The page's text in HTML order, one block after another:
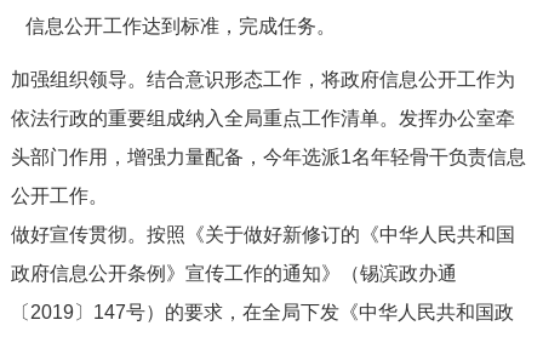
信息公开工作达到标准，完成任务。
加强组织领导。结合意识形态工作，将政府信息公开工作为
依法行政的重要组成纳入全局重点工作清单。发挥办公室牵
头部门作用，增强力量配备，今年选派1名年轻骨干负责信息
公开工作。
做好宣传贯彻。按照《关于做好新修订的《中华人民共和国
政府信息公开条例》宣传工作的通知》（锡滨政办通
〔2019〕147号）的要求，在全局下发《中华人民共和国政